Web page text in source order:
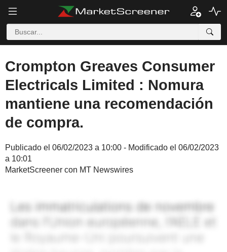
Crompton Greaves Consumer
Electricals Limited : Nomura
mantiene una recomendación
de compra.
Publicado el 06/02/2023 a 10:00 - Modificado el 06/02/2023
a 10:01
MarketScreener con MT Newswires